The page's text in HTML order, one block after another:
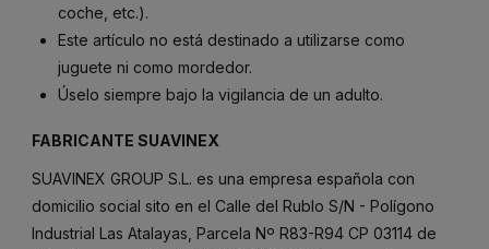
coche, etc.).
Este artículo no está destinado a utilizarse como
juguete ni como mordedor.
Úselo siempre bajo la vigilancia de un adulto.
FABRICANTE SUAVINEX
SUAVINEX GROUP S.L. es una empresa española con
domicilio social sito en el Calle del Rublo S/N - Polígono
Industrial Las Atalayas, Parcela Nº R83-R94 CP 03114 de